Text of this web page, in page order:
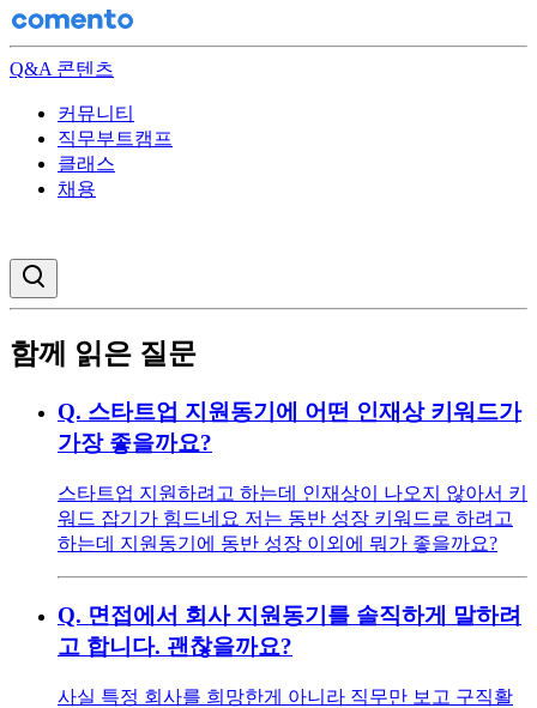
Q&A 콘텐츠
커뮤니티
직무부트캠프
클래스
채용
함께 읽은 질문
Q. 스타트업 지원동기에 어떤 인재상 키워드가
가장 좋을까요?
스타트업 지원하려고 하는데 인재상이 나오지 않아서 키
워드 잡기가 힘드네요 저는 동반 성장 키워드로 하려고
하는데 지원동기에 동반 성장 이외에 뭐가 좋을까요?
Q. 면접에서 회사 지원동기를 솔직하게 말하려
고 합니다. 괜찮을까요?
사실 특정 회사를 희망한게 아니라 직무만 보고 구직활